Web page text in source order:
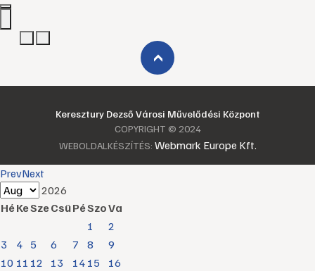
›
Keresztury Dezső Városi Művelődési Központ
COPYRIGHT © 2024
WEBOLDALKÉSZÍTÉS: Webmark Europe Kft.
PrevNext
2026
HéKeSzeCsüPéSzoVa
1
2
3
4 5 6 7 8
9
10 11 12 13 14 15
16